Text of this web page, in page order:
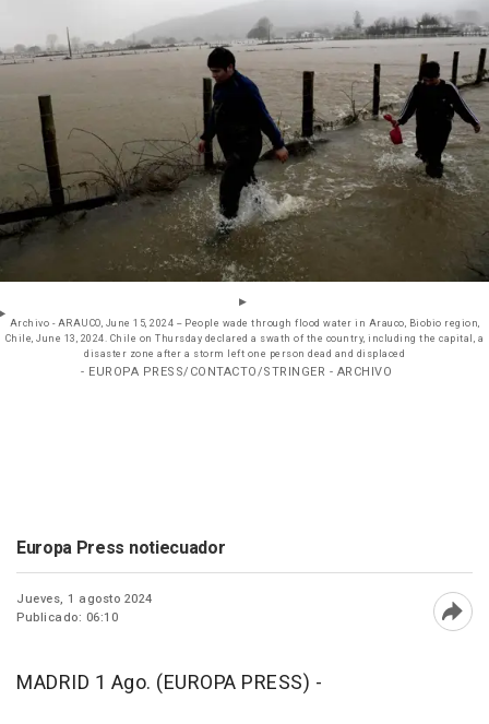
Archivo - ARAUCO, June 15, 2024 -- People wade through flood water in Arauco, Biobio region,
Chile, June 13, 2024. Chile on Thursday declared a swath of the country, including the capital, a
disaster zone after a storm left one person dead and displaced
- EUROPA PRESS/CONTACTO/STRINGER - ARCHIVO
Europa Press notiecuador
Jueves, 1 agosto 2024
Publicado: 06:10
MADRID 1 Ago. (EUROPA PRESS) -